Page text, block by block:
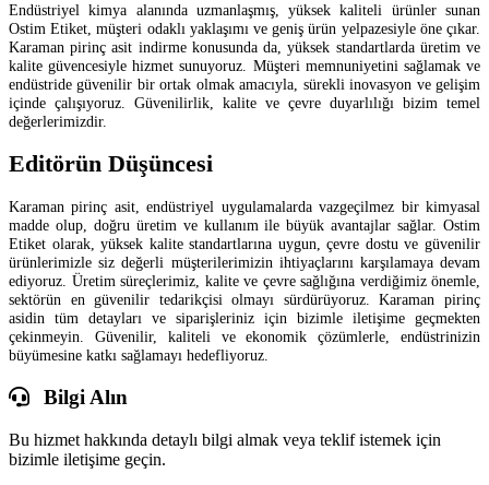
Endüstriyel kimya alanında uzmanlaşmış, yüksek kaliteli ürünler sunan
Ostim Etiket, müşteri odaklı yaklaşımı ve geniş ürün yelpazesiyle öne çıkar.
Karaman pirinç asit indirme konusunda da, yüksek standartlarda üretim ve
kalite güvencesiyle hizmet sunuyoruz. Müşteri memnuniyetini sağlamak ve
endüstride güvenilir bir ortak olmak amacıyla, sürekli inovasyon ve gelişim
içinde çalışıyoruz. Güvenilirlik, kalite ve çevre duyarlılığı bizim temel
değerlerimizdir.
Editörün Düşüncesi
Karaman pirinç asit, endüstriyel uygulamalarda vazgeçilmez bir kimyasal
madde olup, doğru üretim ve kullanım ile büyük avantajlar sağlar. Ostim
Etiket olarak, yüksek kalite standartlarına uygun, çevre dostu ve güvenilir
ürünlerimizle siz değerli müşterilerimizin ihtiyaçlarını karşılamaya devam
ediyoruz. Üretim süreçlerimiz, kalite ve çevre sağlığına verdiğimiz önemle,
sektörün en güvenilir tedarikçisi olmayı sürdürüyoruz. Karaman pirinç
asidin tüm detayları ve siparişleriniz için bizimle iletişime geçmekten
çekinmeyin. Güvenilir, kaliteli ve ekonomik çözümlerle, endüstrinizin
büyümesine katkı sağlamayı hedefliyoruz.
Bilgi Alın
Bu hizmet hakkında detaylı bilgi almak veya teklif istemek için
bizimle iletişime geçin.